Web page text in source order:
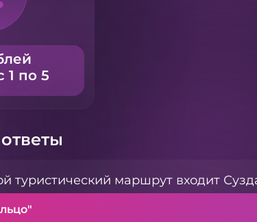
1 по 5
туристический маршрут входит